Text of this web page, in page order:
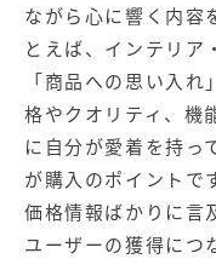
ながら心に響く内容
とえば、インテリア
「商品への思い入
格やクオリティ、機
に自分が愛着を持っ
が購入のポイントで
価格情報ばかりに言
ユーザーの獲得につ